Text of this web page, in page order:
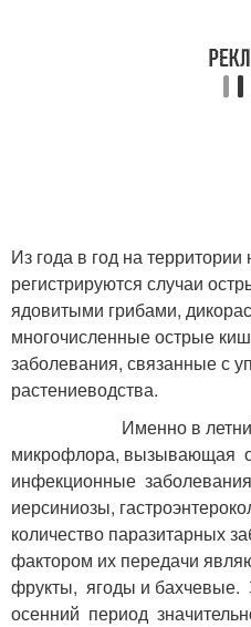
Из года в год на
регистрируются случаи
ядовитыми грибами,
многочисленные острые
заболевания, связанные с
растениеводства.
Именно в летний
микрофлора, вызывающая
инфекционные
иерсиниозы,
количество паразитарных
фактором их передачи
фрукты, ягоды и бахчевые.
осенний период